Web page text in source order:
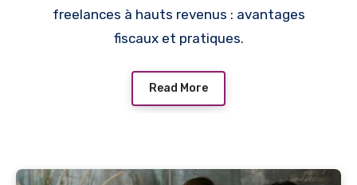
freelances à hauts revenus : avantages
fiscaux et pratiques.
Read More